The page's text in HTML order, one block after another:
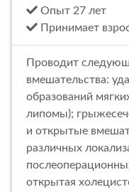
Опыт 27 лет
Принимает
Проводит
вмешательства:
образований
липомы);
и открытые
различных
открытая